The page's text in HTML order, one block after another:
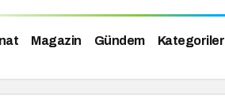
Magazin Gündem Kategoriler